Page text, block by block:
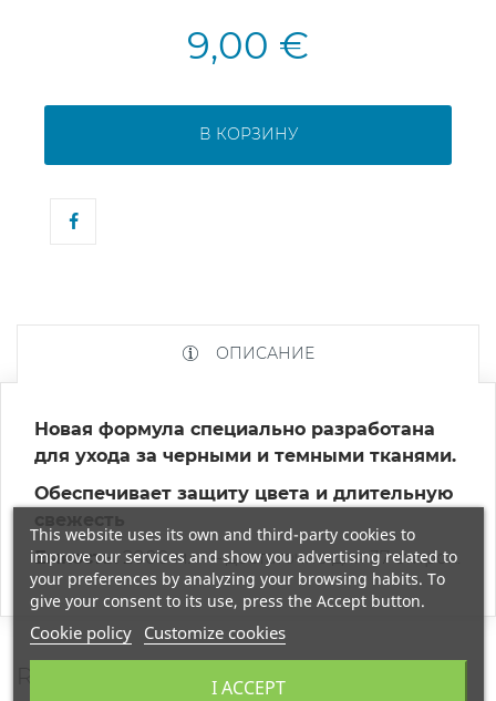
9,00 €
В КОРЗИНУ
ОПИСАНИЕ
Новая формула специально разработана
для ухода за черными и темными тканями.
Обеспечивает защиту цвета и длительную
Емкость:2000 мл — достаточно для 37 стирок.
This website uses its own and third-party cookies to
improve our services and show you advertising related to
your preferences by analyzing your browsing habits. To
give your consent to its use, press the Accept button.
Cookie policy Customize cookies
I ACCEPT